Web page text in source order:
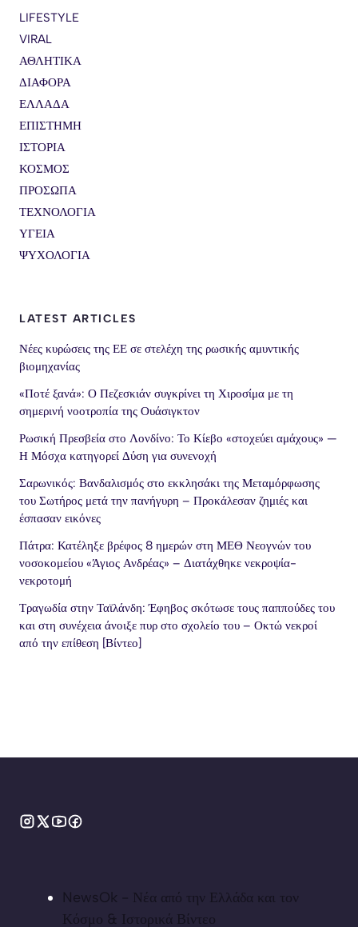
LIFESTYLE
VIRAL
ΑΘΛΗΤΙΚΑ
ΔΙΑΦΟΡΑ
ΕΛΛΑΔΑ
ΕΠΙΣΤΗΜΗ
ΙΣΤΟΡΙΑ
ΚΟΣΜΟΣ
ΠΡΟΣΩΠΑ
ΤΕΧΝΟΛΟΓΙΑ
ΥΓΕΙΑ
ΨΥΧΟΛΟΓΙΑ
LATEST ARTICLES
Νέες κυρώσεις της ΕΕ σε στελέχη της ρωσικής αμυντικής
βιομηχανίας
«Ποτέ ξανά»: Ο Πεζεσκιάν συγκρίνει τη Χιροσίμα με τη
σημερινή νοοτροπία της Ουάσιγκτον
Ρωσική Πρεσβεία στο Λονδίνο: Το Κίεβο «στοχεύει αμάχους» —
Η Μόσχα κατηγορεί Δύση για συνενοχή
Σαρωνικός: Βανδαλισμός στο εκκλησάκι της Μεταμόρφωσης
του Σωτήρος μετά την πανήγυρη – Προκάλεσαν ζημιές και
έσπασαν εικόνες
Πάτρα: Κατέληξε βρέφος 8 ημερών στη ΜΕΘ Νεογνών του
νοσοκομείου «Άγιος Ανδρέας» – Διατάχθηκε νεκροψία-
νεκροτομή
Τραγωδία στην Ταϊλάνδη: Έφηβος σκότωσε τους παππούδες του
και στη συνέχεια άνοιξε πυρ στο σχολείο του – Οκτώ νεκροί
από την επίθεση [Βίντεο]
NewsOk - Νέα από την Ελλάδα και τον
Κόσμο & Ιστορικά Βίντεο